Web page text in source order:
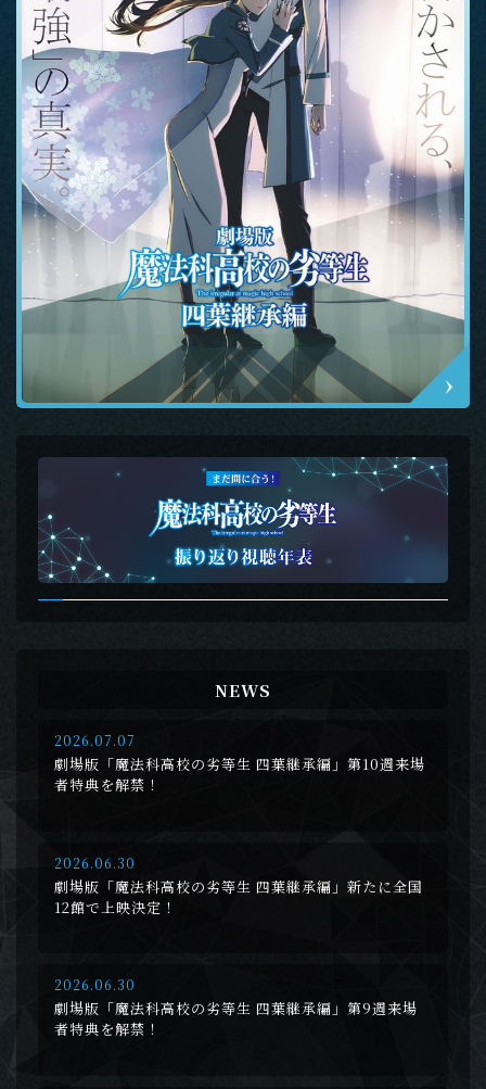
NEWS
2026.07.07
劇場版「魔法科高校の劣等生 四葉継承編」第10週来場
者特典を解禁！
2026.06.30
劇場版「魔法科高校の劣等生 四葉継承編」新たに全国
12館で上映決定！
2026.06.30
劇場版「魔法科高校の劣等生 四葉継承編」第9週来場
者特典を解禁！